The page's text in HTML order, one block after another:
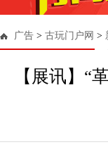
广告 > 古玩门户网 >
【展讯】“